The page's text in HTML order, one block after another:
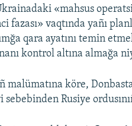
«mahsus
fazası» vaqtında yañı
qara ayatını temin
kontrol altına almağa
malümatına köre,
Rusiye